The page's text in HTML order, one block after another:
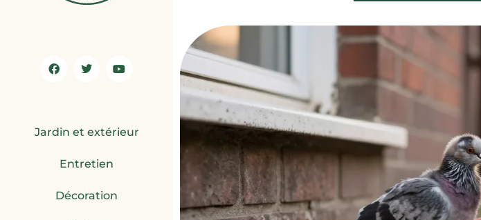
Jardin et extérieur
Entretien
Décoration